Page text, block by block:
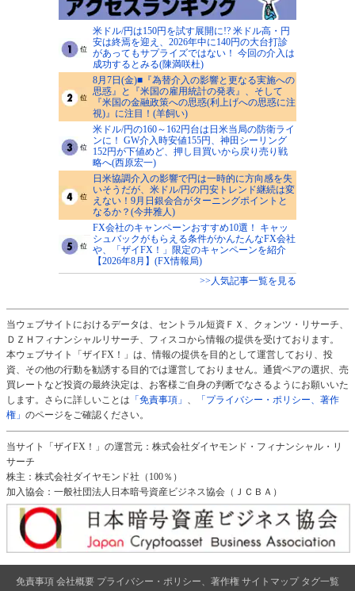
米ドル/円は150円を試す展開に!? 米ドル高・円
安は終焉を迎え、2026年中に140円の大台打診
があってもサプライズではない！ 今回の介入は
成功するとみる(陳満咲杜)
8月7日(金)■『為替介入の影響と更なる実施への
思惑』と『米国の雇用統計の発表』、そして
『米国の金融政策への思惑(利上げへの思惑に注
視)』に注目！(羊飼い)
米ドル/円の160～162円台は日米当局の防衛ライ
ンに！ GW介入時安値155円、神田シーリング
152円が下値めど、押し目買いから戻り売り戦
略へ(西原宏一)
日米協調介入の影響で円は一時的に方向感を失
いそうだが、米ドル/円の円安トレンド継続は変
えない！9月日銀会合がターニングポイントと
なるか？(今井雅人)
FX会社のキャンペーンおすすめ10選！ キャッ
シュバックがもらえる条件がかんたんなFX会社
や、「ザイFX！」限定のキャンペーンを紹介
【2026年8月】(FX情報局)
>>人気記事一覧を見る
当ウェブサイトにおけるデータは、セントラル短資ＦＸ、クォンツ・リサーチ、
ＤＺＨフィナンシャルリサーチ、フィスコから情報の提供を受けております。
本ウェブサイト「ザイFX！」は、情報の提供を目的として運営しており、投
資、その他の行動を勧誘する目的では運営しておりません。通貨ペアの選択、売
買レートなど投資の最終決定は、お客様ご自身の判断でなさるようにお願いいた
します。さらに詳しいことは 「免責事項」 、
「プライバシー・ポリシー、著作
権」 のページをご確認ください。
当サイト「ザイFX！」の運営元：株式会社ダイヤモンド・フィナンシャル・リ
サーチ
株主：株式会社ダイヤモンド社（100％）
加入協会：一般社団法人日本暗号資産ビジネス協会（ＪＣＢＡ）
免責事項 会社概要 プライバシー・ポリシー、著作権 サイトマップ タグ一覧